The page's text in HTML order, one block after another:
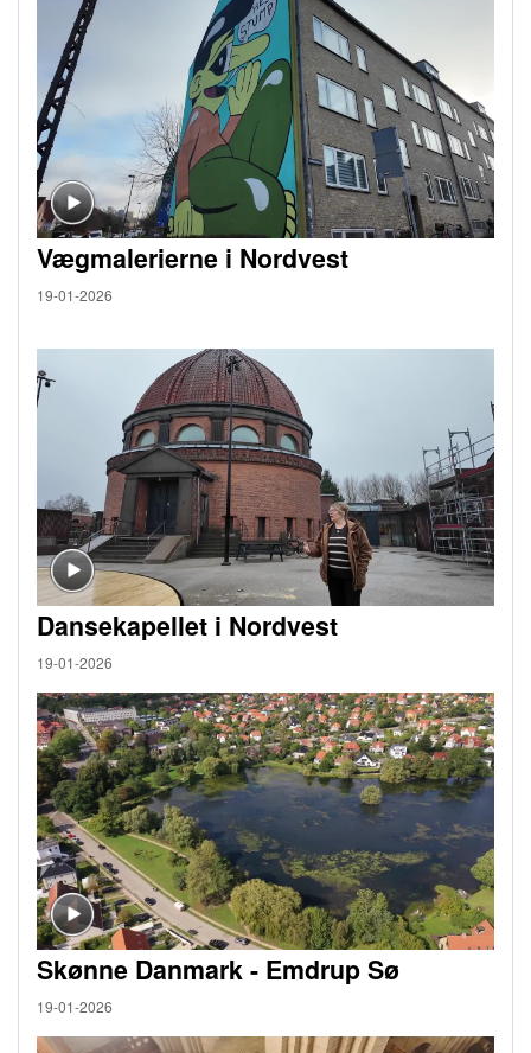
Vægmalerierne i Nordvest
19-01-2026
Dansekapellet i Nordvest
19-01-2026
Skønne Danmark - Emdrup Sø
19-01-2026